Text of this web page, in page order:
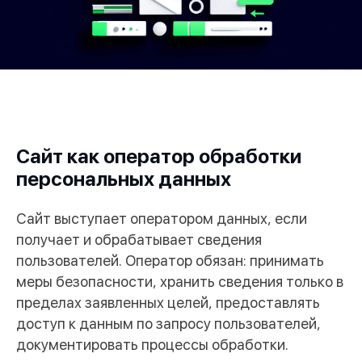
Сайт как оператор обработки
персональных данных
Сайт выступает оператором данных, если
получает и обрабатывает сведения
пользователей. Оператор обязан: принимать
меры безопасности, хранить сведения только в
пределах заявленных целей, предоставлять
доступ к данным по запросу пользователей,
документировать процессы обработки.
Хотите проверить,
соответствует ли ваш